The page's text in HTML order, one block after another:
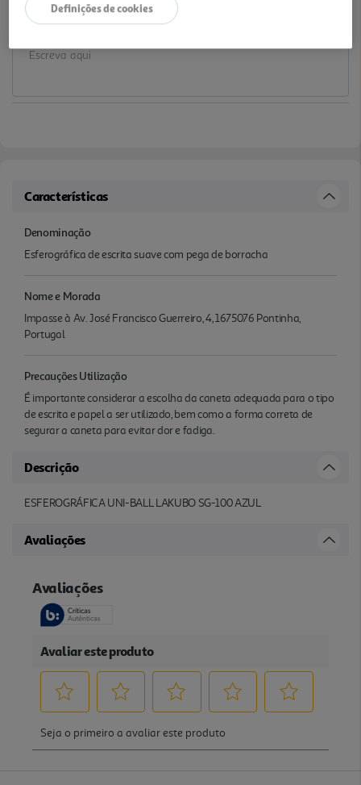
Notas de preparação
Características
Denominação
Esferográfica de escrita suave com pega de borracha
Nome e Morada
Impasse à Av. José Francisco Guerreiro, 4, 1675076 Pontinha,
Portugal
Precauções Utilização
É importante considerar a escolha da caneta adequada para o tipo
de escrita e papel a ser utilizado, bem como a forma correta de
segurar a caneta para evitar dor e fadiga.
Descrição
ESFEROGRÁFICA UNI-BALL LAKUBO SG-100 AZUL
Avaliações
Definições de cookies